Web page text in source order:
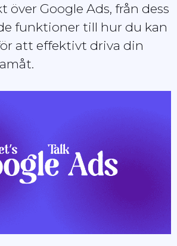
över Google Ads, från dess
funktioner till hur du kan
att effektivt driva din